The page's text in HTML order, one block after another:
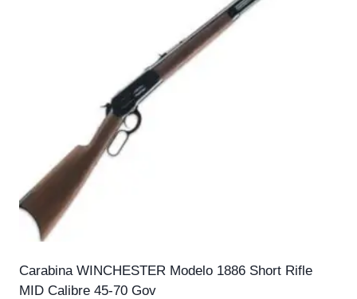
Carabina WINCHESTER Modelo 1886 Short Rifle
MID Calibre 45-70 Gov